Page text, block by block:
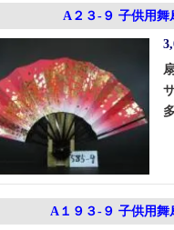
A２３-９ 子供用舞
A１９３-９ 子供用